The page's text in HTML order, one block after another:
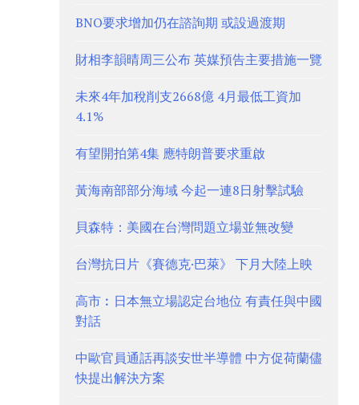
BNO要求增加仍在諮詢期 或設過渡期
財相李韻晴周三公布 英媒預告主要措施一覽
未來4年加稅削支2668億 4月最低工資加
4.1%
有望開拍第4集 應特朗普要求重啟
黃海南部部分海域 今起一連8日射擊試驗
貝森特：美國在台灣問題立場並無改變
台灣抗日片《賽德克·巴萊》 下月大陸上映
高市︰日本無立場認定台地位 有責任與中國
對話
中歐官員通話再談安世半導體 中方促荷蘭儘
快提出解決方案